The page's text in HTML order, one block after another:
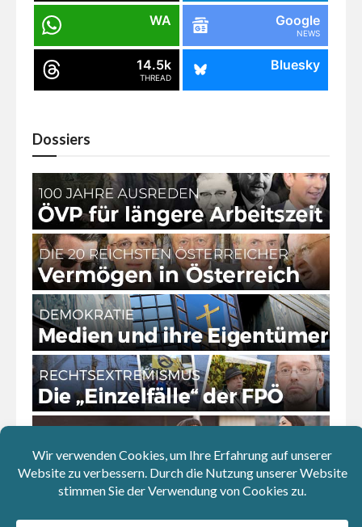
WA Google
NEWS
14.5k
THREAD
Bluesky
Dossiers
Download